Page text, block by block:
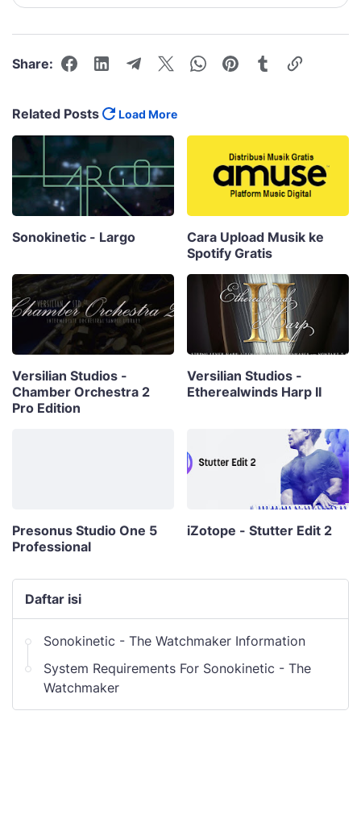
Share:
Related Posts Load More
Sonokinetic - Largo
Cara Upload Musik ke
Spotify Gratis
Versilian Studios -
Chamber Orchestra 2
Pro Edition
Versilian Studios -
Etherealwinds Harp II
Presonus Studio One 5
Professional
iZotope - Stutter Edit 2
Daftar isi
Sonokinetic - The Watchmaker Information
System Requirements For Sonokinetic - The
Watchmaker